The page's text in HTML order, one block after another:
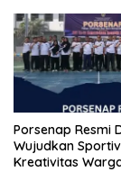
Porsenap Resmi
Wujudkan
Kreativitas